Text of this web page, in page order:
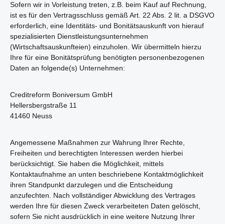
Sofern wir in Vorleistung treten, z.B. beim Kauf auf Rechnung,
ist es für den Vertragsschluss gemäß Art. 22 Abs. 2 lit. a DSGVO
erforderlich, eine Identitäts- und Bonitätsauskunft von hierauf
spezialisierten Dienstleistungsunternehmen
(Wirtschaftsauskunfteien) einzuholen. Wir übermitteln hierzu
Ihre für eine Bonitätsprüfung benötigten personenbezogenen
Daten an folgende(s) Unternehmen:
Creditreform Boniversum GmbH
Hellersbergstraße 11
41460 Neuss
Angemessene Maßnahmen zur Wahrung Ihrer Rechte,
Freiheiten und berechtigten Interessen werden hierbei
berücksichtigt. Sie haben die Möglichkeit, mittels
Kontaktaufnahme an unten beschriebene Kontaktmöglichkeit
ihren Standpunkt darzulegen und die Entscheidung
anzufechten. Nach vollständiger Abwicklung des Vertrages
werden Ihre für diesen Zweck verarbeiteten Daten gelöscht,
sofern Sie nicht ausdrücklich in eine weitere Nutzung Ihrer